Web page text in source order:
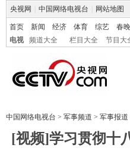
央视网 中国网络电视台 网站地图
首页 新闻 经济 体育 综艺 春晚
电视
频道大全 栏目大全 节目大
中国网络电视台 > 军事频道 > 军事报道
[视频]学习贯彻十